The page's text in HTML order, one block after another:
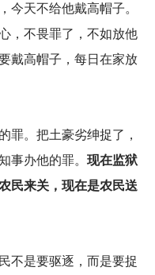
今天不给他戴高帽子。
，不畏罪了，不如放他
戴高帽子，每日在家放
罪。把土豪劣绅捉了，
事办他的罪。 现在监狱
民来关，现在是农民送
不是要驱逐，而是要捉